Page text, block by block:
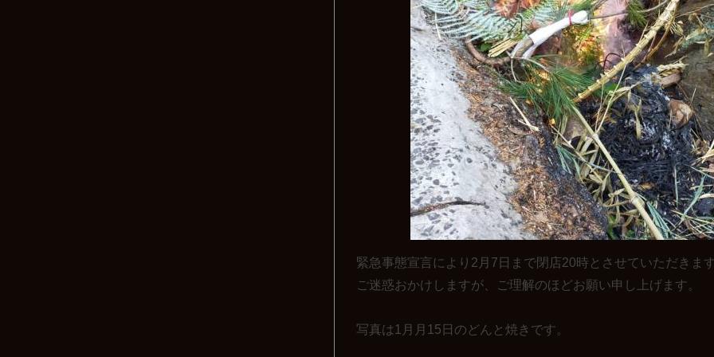
緊急事態宣言により2月7日まで閉店20時とさせていただきま
ご迷惑おかけしますが、ご理解のほどお願い申し上げます。
写真は1月月15日のどんと焼きです。